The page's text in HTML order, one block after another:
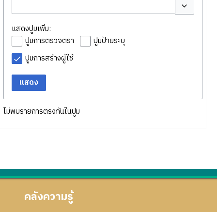
สลับตัวเลือก
แสดงปูมเพิ่ม:
ปูมการตรวจตรา
ปูมป้ายระบุ
ปูมการสร้างผู้ใช้
แสดง
ไม่พบรายการตรงกันในปูม
คลังความรู้